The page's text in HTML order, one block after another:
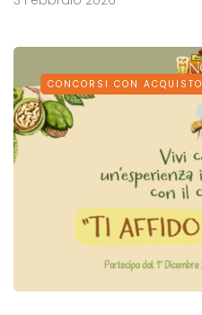
CONCORSI CON ACQUISTO